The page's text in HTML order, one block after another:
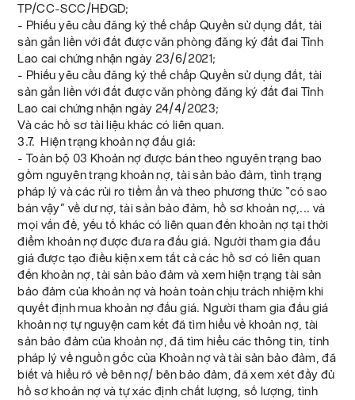
TP/CC-SCC/HĐGD;
- Phiếu yêu cầu đăng ký thế chấp Quyền sử dụng đất, tài
sản gắn liền với đất được văn phòng đăng ký đất đai Tỉnh
Lao cai chứng nhận ngày 23/6/2021;
- Phiếu yêu cầu đăng ký thế chấp Quyền sử dụng đất, tài
sản gắn liền với đất được văn phòng đăng ký đất đai Tỉnh
Lao cai chứng nhận ngày 24/4/2023;
Và các hồ sơ tài liệu khác có liên quan.
3.7. Hiện trạng khoản nợ đấu giá:
- Toàn bộ 03 Khoản nợ được bán theo nguyên trạng bao
gồm nguyên trạng khoản nợ, tài sản bảo đảm, tình trạng
pháp lý và các rủi ro tiềm ẩn và theo phương thức “có sao
bán vậy” về dư nợ, tài sản bảo đảm, hồ sơ khoản nợ,... và
mọi vấn đề, yếu tố khác có liên quan đến khoản nợ tại thời
điểm khoản nợ được đưa ra đấu giá. Người tham gia đấu
giá được tạo điều kiện xem tất cả các hồ sơ có liên quan
đến khoản nợ, tài sản bảo đảm và xem hiện trạng tài sản
bảo đảm của khoản nợ và hoàn toàn chịu trách nhiệm khi
quyết định mua khoản nợ đấu giá. Người tham gia đấu giá
khoản nợ tự nguyện cam kết đã tìm hiểu về khoản nợ, tài
sản bảo đảm của khoản nợ, đã tìm hiểu các thông tin, tính
pháp lý về nguồn gốc của Khoản nợ và tài sản bảo đảm, đã
biết và hiểu rõ về bên nợ/ bên bảo đảm, đã xem xét đầy đủ
hồ sơ khoản nợ và tự xác định chất lượng, số lượng, tình